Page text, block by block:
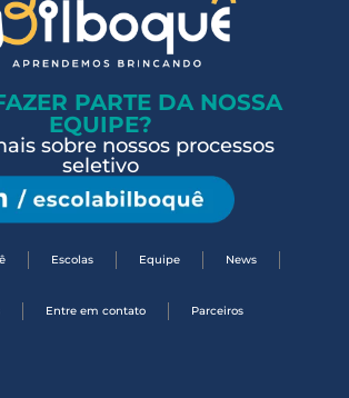
PARTE DA NOSSA
EQUIPE?
sobre nossos processos
seletivo
Escolas Equipe News
Entre em contato Parceiros